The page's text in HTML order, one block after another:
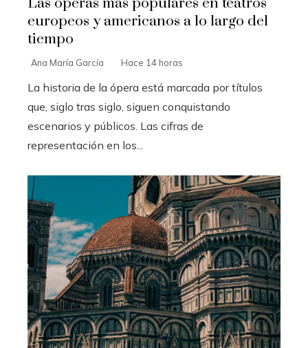
europeos y americanos a lo largo del
tiempo
Ana María García Hace 14 horas
La historia de la ópera está marcada por títulos
que, siglo tras siglo, siguen conquistando
escenarios y públicos. Las cifras de
representación en los...